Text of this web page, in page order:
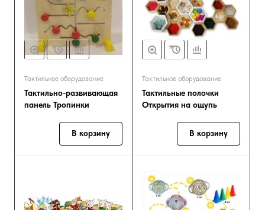
Тактильное оборудование
Тактильно-развивающая
панель Тропинки
В корзину
Тактильное оборудование
Тактильные полочки
Открытия на ощупь
В корзину